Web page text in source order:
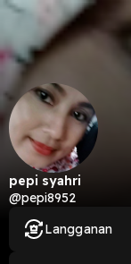
pepi syahri
@pepi8952
Langganan